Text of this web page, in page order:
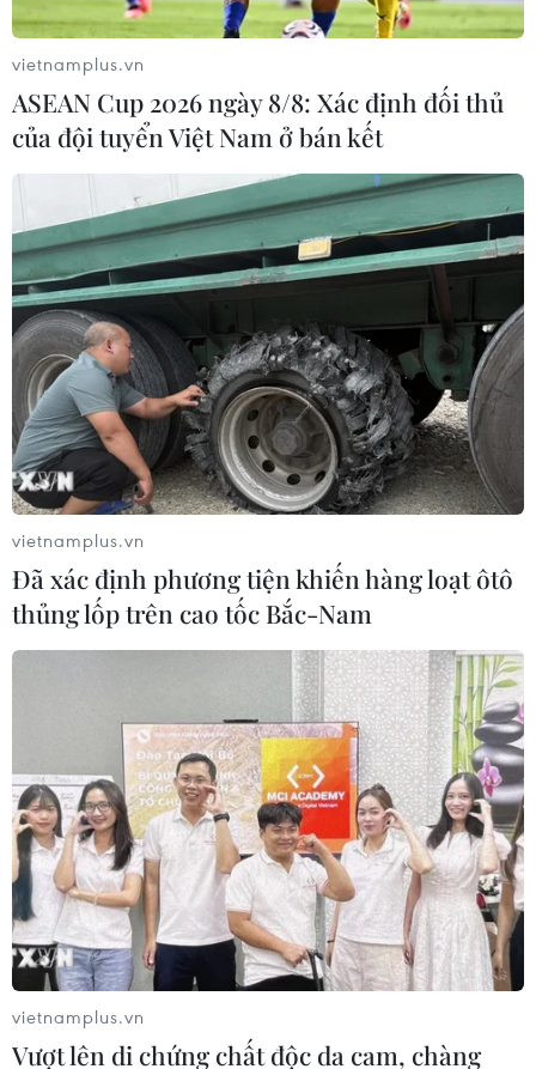
vietnamplus.vn
ASEAN Cup 2026 ngày 8/8: Xác định đối thủ
của đội tuyển Việt Nam ở bán kết
vietnamplus.vn
Đã xác định phương tiện khiến hàng loạt ôtô
thủng lốp trên cao tốc Bắc-Nam
vietnamplus.vn
Vượt lên di chứng chất độc da cam, chàng